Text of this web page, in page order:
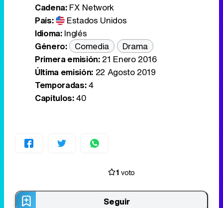
Cadena:FX Network
País:
Estados Unidos
Idioma: Inglés
Género:
Comedia
Drama
Primera emisión:21 Enero 2016
Última emisión:22 Agosto 2019
Temporadas:4
Capítulos:40
1 voto
Seguir